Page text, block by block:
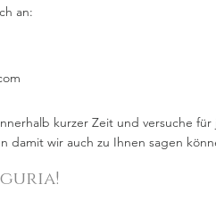
an:
kurzer Zeit und versuche für
damit wir auch zu Ihnen sagen